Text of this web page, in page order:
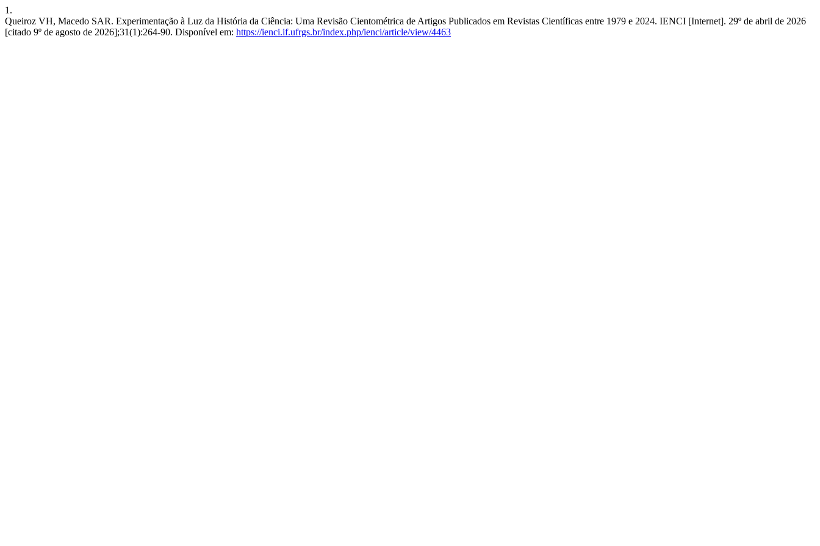
1.
Queiroz VH, Macedo SAR. Experimentação à Luz da História da Ciência: Uma Revisão Cientométrica de Artigos Publicados em Revistas Científicas entre 1979 e 2024. IENCI [Internet]. 29º de abril de 2026
[citado 9º de agosto de 2026];31(1):264-90. Disponível em: https://ienci.if.ufrgs.br/index.php/ienci/article/view/4463